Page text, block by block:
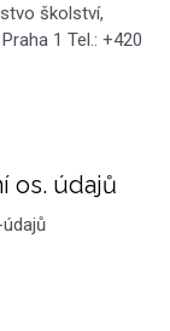
školství,
1 Tel.: +420
os. údajů